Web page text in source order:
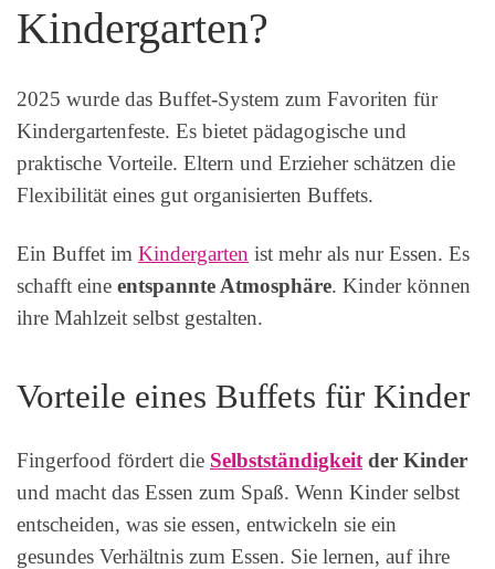
Kindergarten?
2025 wurde das Buffet-System zum Favoriten für
Kindergartenfeste. Es bietet pädagogische und
praktische Vorteile. Eltern und Erzieher schätzen die
Flexibilität eines gut organisierten Buffets.
Ein Buffet im Kindergarten ist mehr als nur Essen. Es
schafft eine entspannte Atmosphäre. Kinder können
ihre Mahlzeit selbst gestalten.
Vorteile eines Buffets für Kinder
Fingerfood fördert die Selbstständigkeit der Kinder
und macht das Essen zum Spaß. Wenn Kinder selbst
entscheiden, was sie essen, entwickeln sie ein
gesundes Verhältnis zum Essen. Sie lernen, auf ihre